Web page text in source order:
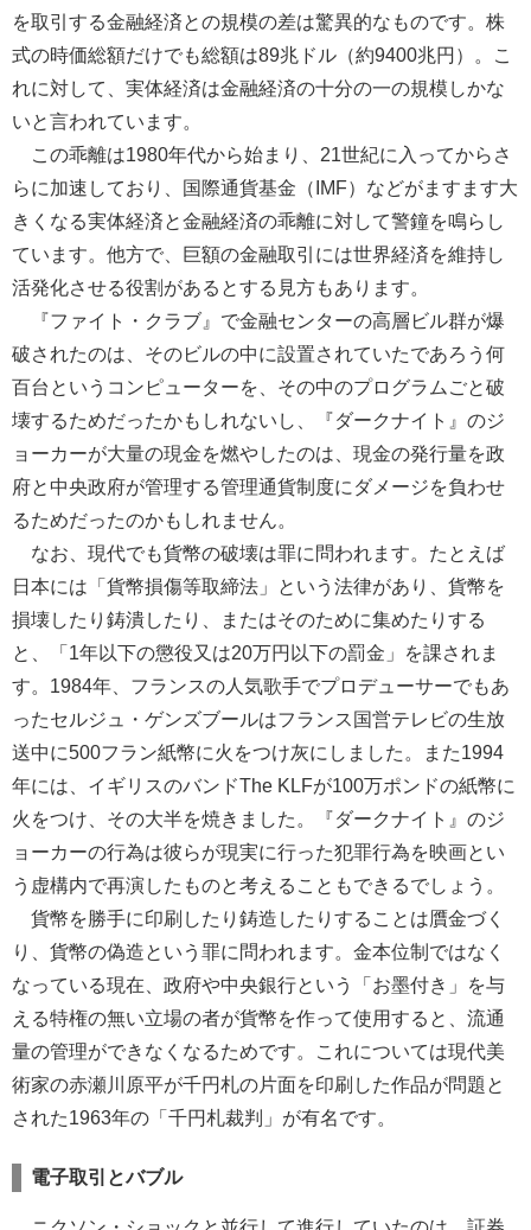
を取引する金融経済との規模の差は驚異的なものです。株
式の時価総額だけでも総額は89兆ドル（約9400兆円）。こ
れに対して、実体経済は金融経済の十分の一の規模しかな
いと言われています。
この乖離は1980年代から始まり、21世紀に入ってからさ
らに加速しており、国際通貨基金（IMF）などがますます大
きくなる実体経済と金融経済の乖離に対して警鐘を鳴らし
ています。他方で、巨額の金融取引には世界経済を維持し
活発化させる役割があるとする見方もあります。
『ファイト・クラブ』で金融センターの高層ビル群が爆
破されたのは、そのビルの中に設置されていたであろう何
百台というコンピューターを、その中のプログラムごと破
壊するためだったかもしれないし、『ダークナイト』のジ
ョーカーが大量の現金を燃やしたのは、現金の発行量を政
府と中央政府が管理する管理通貨制度にダメージを負わせ
るためだったのかもしれません。
なお、現代でも貨幣の破壊は罪に問われます。たとえば
日本には「貨幣損傷等取締法」という法律があり、貨幣を
損壊したり鋳潰したり、またはそのために集めたりする
と、「1年以下の懲役又は20万円以下の罰金」を課されま
す。1984年、フランスの人気歌手でプロデューサーでもあ
ったセルジュ・ゲンズブールはフランス国営テレビの生放
送中に500フラン紙幣に火をつけ灰にしました。また1994
年には、イギリスのバンドThe KLFが100万ポンドの紙幣に
火をつけ、その大半を焼きました。『ダークナイト』のジ
ョーカーの行為は彼らが現実に行った犯罪行為を映画とい
う虚構内で再演したものと考えることもできるでしょう。
貨幣を勝手に印刷したり鋳造したりすることは贋金づく
り、貨幣の偽造という罪に問われます。金本位制ではなく
なっている現在、政府や中央銀行という「お墨付き」を与
える特権の無い立場の者が貨幣を作って使用すると、流通
量の管理ができなくなるためです。これについては現代美
術家の赤瀬川原平が千円札の片面を印刷した作品が問題と
された1963年の「千円札裁判」が有名です。
電子取引とバブル